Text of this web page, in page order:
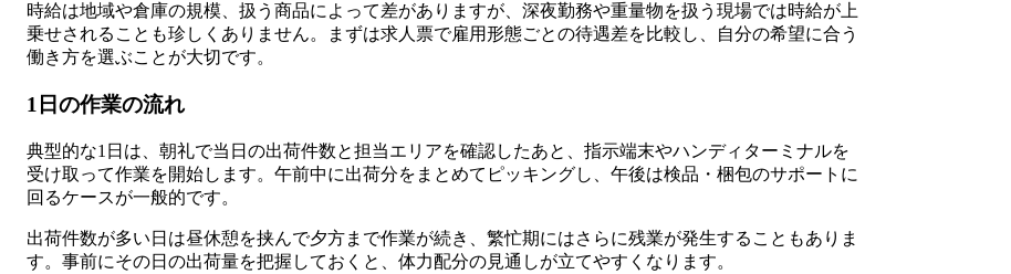
時給は地域や倉庫の規模、扱う商品によって差がありますが、深夜勤務や重量物を扱う現場では時給が上
乗せされることも珍しくありません。まずは求人票で雇用形態ごとの待遇差を比較し、自分の希望に合う
働き方を選ぶことが大切です。
1日の作業の流れ
典型的な1日は、朝礼で当日の出荷件数と担当エリアを確認したあと、指示端末やハンディターミナルを
受け取って作業を開始します。午前中に出荷分をまとめてピッキングし、午後は検品・梱包のサポートに
回るケースが一般的です。
出荷件数が多い日は昼休憩を挟んで夕方まで作業が続き、繁忙期にはさらに残業が発生することもありま
す。事前にその日の出荷量を把握しておくと、体力配分の見通しが立てやすくなります。